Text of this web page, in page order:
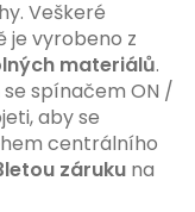
Veškeré
je vyrobeno z
materiálů.
se spínačem ON /
aby se
centrálního
záruku na